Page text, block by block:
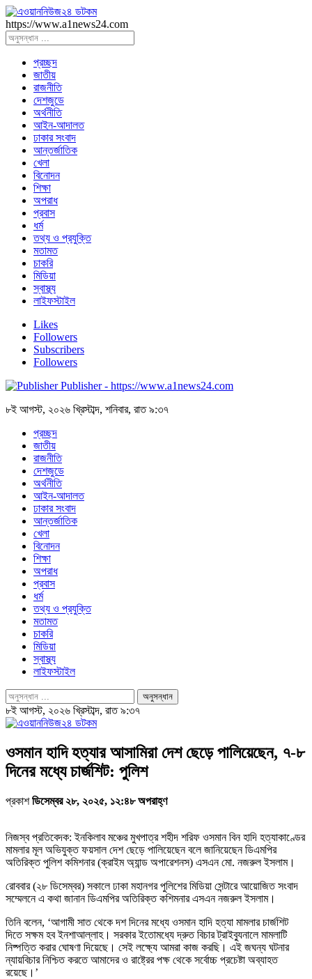
https://www.a1news24.com
প্রচ্ছদ
জাতীয়
রাজনীতি
দেশজুডে
অর্থনীতি
আইন-আদালত
ঢাকার সংবাদ
আন্তর্জাতিক
খেলা
বিনোদন
শিক্ষা
অপরাধ
প্রবাস
ধর্ম
তথ্য ও প্রযুক্তি
মতামত
চাকরি
মিডিয়া
স্বাস্থ্য
লাইফস্টাইল
Likes
Followers
Subscribers
Followers
Publisher - https://www.a1news24.com
৮ই আগস্ট, ২০২৬ খ্রিস্টাব্দ, শনিবার, রাত ৯:৩৭
প্রচ্ছদ
জাতীয়
রাজনীতি
দেশজুডে
অর্থনীতি
আইন-আদালত
ঢাকার সংবাদ
আন্তর্জাতিক
খেলা
বিনোদন
শিক্ষা
অপরাধ
প্রবাস
ধর্ম
তথ্য ও প্রযুক্তি
মতামত
চাকরি
মিডিয়া
স্বাস্থ্য
লাইফস্টাইল
৮ই আগস্ট, ২০২৬ খ্রিস্টাব্দ, রাত ৯:৩৭
ওসমান হাদি হত্যার আসামিরা দেশ ছেড়ে পালিয়েছেন, ৭-৮
দিনের মধ্যে চার্জশিট: পুলিশ
প্রকাশডিসেম্বর ২৮, ২০২৫, ১২:৪৮ অপরাহ্ণ
নিজস্ব প্রতিবেদক: ইনকিলাব মঞ্চের মুখপাত্র শহীদ শরিফ ওসমান বিন হাদি হত্যাকাণ্ডের
মামলার মূল অভিযুক্ত ফয়সাল দেশ ছেড়ে পালিয়েছেন বলে জানিয়েছেন ডিএমপির
অতিরিক্ত পুলিশ কমিশনার (ক্রাইম অ্যান্ড অপারেশনস) এসএন মো. নজরুল ইসলাম।
রোববার (২৮ ডিসেম্বর) সকালে ঢাকা মহানগর পুলিশের মিডিয়া সেন্টারে আয়োজিত সংবাদ
সম্মেলনে এ কথা জানান ডিএমপির অতিরিক্ত কশিমনার এসএন নজরুল ইসলাম।
তিনি বলেন, ‘আগামী সাত থেকে দশ দিনের মধ্যে ওসমান হাদি হত্যা মামলার চার্জশিট
দিতে সক্ষম হব ইনশাআল্লাহ। সরকার ইতোমধ্যে দ্রুত বিচার ট্রাইব্যুনালে মামলাটি
নিষ্পত্তি করার ঘোষণা দিয়েছে। সেই লক্ষ্যে আমরা কাজ করছি। এই জঘন্য ঘটনার
ন্যায়বিচার নিশ্চিত করতে আমাদের ও রাষ্ট্রের পক্ষ থেকে সর্বোচ্চ প্রচেষ্টা অব্যাহত
রয়েছে।’